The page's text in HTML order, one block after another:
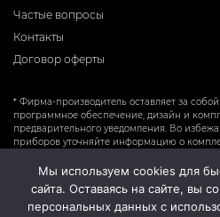
Частые вопросы
Контакты
Договор оферты
* Фирма-производитель оставляет за
программное обеспечение, дизайн и
предварительного уведомления. Во
приборов уточняйте информацию о
является публичной офертой.
Мы используем cookies для
сайта. Оставаясь на сайте, вы
персональных данных с